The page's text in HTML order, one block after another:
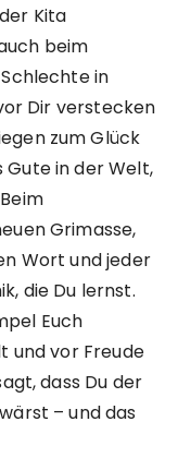
Kita
beim
in
Dir verstecken
zum Glück
Gute in der Welt,
Grimasse,
Wort und jeder
die Du lernst.
Euch
und vor Freude
dass Du der
– und das